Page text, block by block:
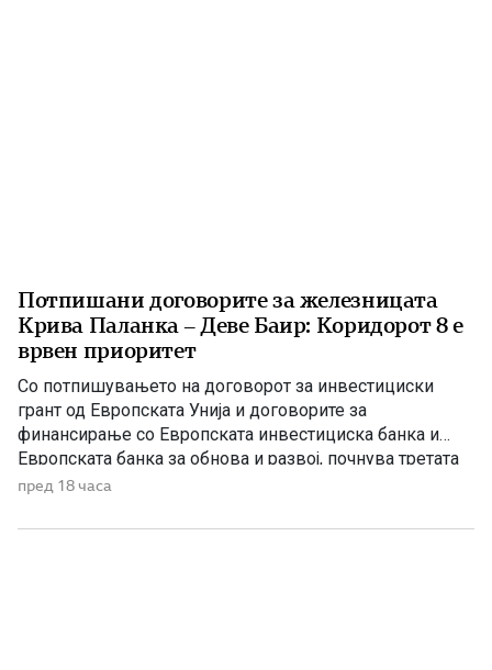
Потпишани договорите за железницата
Крива Паланка – Деве Баир: Коридорот 8 е
врвен приоритет
Со потпишувањето на договорот за инвестициски
грант од Европската Унија и договорите за
финансирање со Европската инвестициска банка и
Европската банка за обнова и развој, почнува третата
фаза од финансирањето на железничката делница
8. На потпишувањето во Владата присуствуваа
пред 18 часа